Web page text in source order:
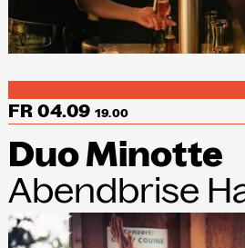
NEWSLETTER
Kammgarn. Jetzt anmelden
ANMELDEN
FR 04.0919.00
Duo Minotte
Abendbrise